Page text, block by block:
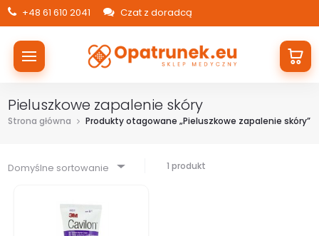
+48 61 610 2041 Czat z doradcą
Pieluszkowe zapalenie skóry
Strona główna Produkty otagowane „Pieluszkowe zapalenie skóry”
Domyślne sortowanie 1 produkt